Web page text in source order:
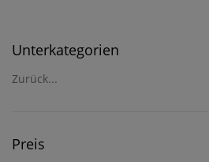
Unterkategorien
Zurück...
Preis